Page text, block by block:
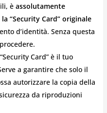
è assolutamente
“Security Card” originale
d’identità. Senza questa
Card” è il tuo
a garantire che solo il
autorizzare la copia della
da riproduzioni